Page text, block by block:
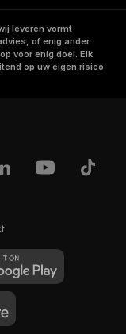
leveren vormt
of enig ander
voor enig doel. Elk
op uw eigen risico